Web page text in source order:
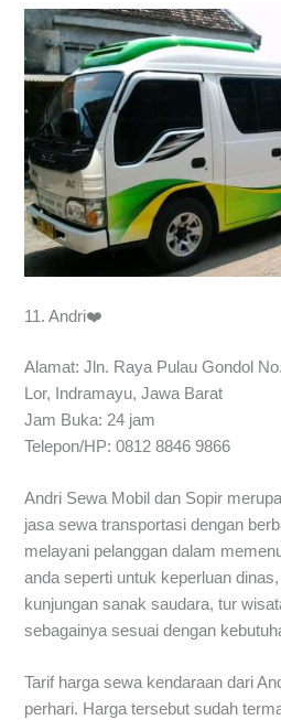
11. Andri❤️
Alamat: Jln. Raya Pulau Gondol
Lor, Indramayu, Jawa Barat
Jam Buka: 24 jam
Telepon/HP: 0812 8846 9866
Andri Sewa Mobil dan Sopir
jasa sewa transportasi dengan
melayani pelanggan dalam
anda seperti untuk keperluan
kunjungan sanak saudara, tur
sebagainya sesuai dengan
Tarif harga sewa kendaraan dari
perhari. Harga tersebut sudah